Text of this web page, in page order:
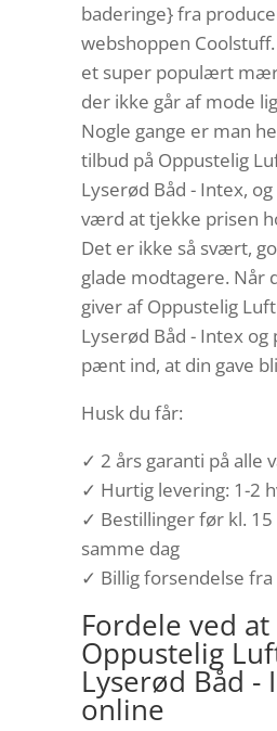
baderinge} fra
webshoppen
et super populært
der ikke går af mode
Nogle gange er man
tilbud på Oppustelig
Lyserød Båd - Intex,
værd at tjekke prisen
Det er ikke så svært,
glade modtagere. Når
giver af Oppustelig
Lyserød Båd - Intex og
pænt ind, at din gave
Husk du får:
✓ 2 års garanti på alle
✓ Hurtig levering: 1-2
✓ Bestillinger før kl. 15
samme dag
✓ Billig forsendelse fra
Fordele ved
Oppustelig
Lyserød Båd -
online